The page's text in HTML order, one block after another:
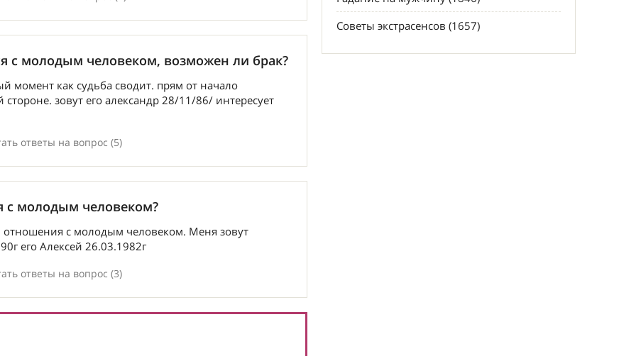
с молодым человеком, возможен ли брак?
момент как судьба сводит. прям от начало
зовут его александр 28/11/86/ интересует
ответы на вопрос (5)
молодым человеком?
с молодым человеком. Меня зовут
его Алексей 26.03.1982г
ответы на вопрос (3)
Советы экстрасенсов (1657)